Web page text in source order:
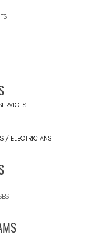
/ ELECTRICIANS